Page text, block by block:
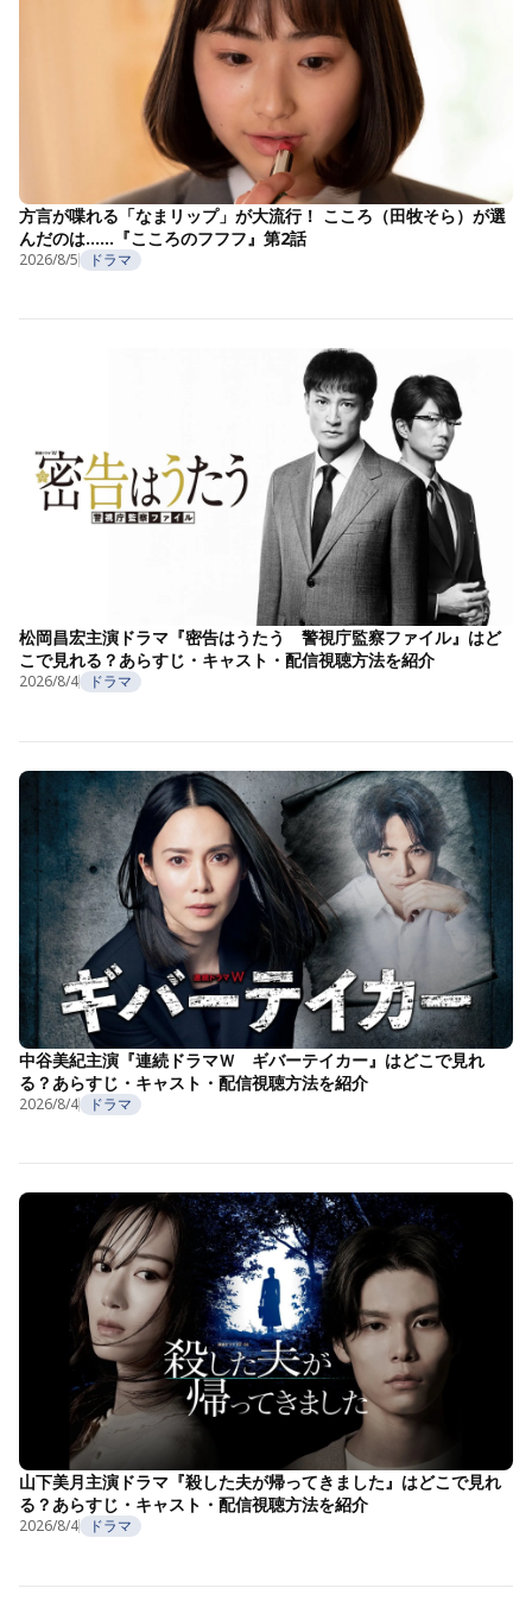
方言が喋れる「なまリップ」が大流行！ こころ（田牧そら）が選
んだのは……『こころのフフフ』第2話
2026/8/5 ドラマ
松岡昌宏主演ドラマ『密告はうたう 警視庁監察ファイル』はど
こで見れる？あらすじ・キャスト・配信視聴方法を紹介
2026/8/4 ドラマ
中谷美紀主演『連続ドラマＷ ギバーテイカー』はどこで見れ
る？あらすじ・キャスト・配信視聴方法を紹介
2026/8/4 ドラマ
山下美月主演ドラマ『殺した夫が帰ってきました』はどこで見れ
る？あらすじ・キャスト・配信視聴方法を紹介
2026/8/4 ドラマ